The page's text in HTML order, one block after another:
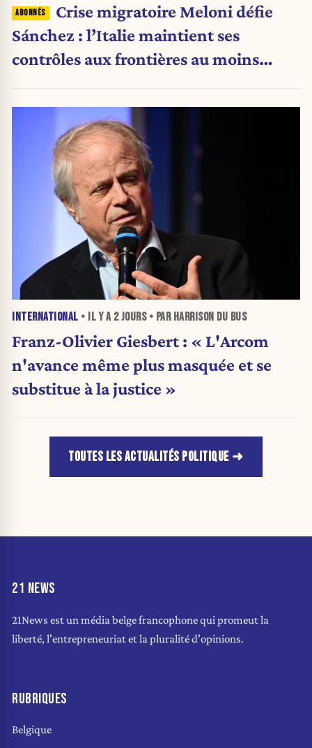
Crise migratoire Meloni défie
Sánchez : l’Italie maintient ses
contrôles aux frontières au moins
INTERNATIONAL • IL Y A 2 JOURS• PAR HARRISON DU BUS
Franz-Olivier Giesbert : « L'Arcom
n'avance même plus masquée et se
substitue à la justice »
TOUTES LES ACTUALITÉS POLITIQUE
21 NEWS
21News est un média belge francophone qui promeut la
liberté, l'entrepreneuriat et la pluralité d'opinions.
RUBRIQUES
Belgique